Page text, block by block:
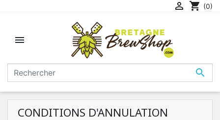
 shopping_cart (0)


CONDITIONS D'ANNULATION